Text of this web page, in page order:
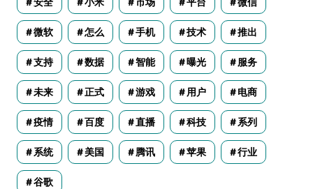
微软 怎么 手机 技术 推出
支持 数据 智能 曝光 服务
未来 正式 游戏 用户 电商
疫情 百度 直播 科技 系列
系统 美国 腾讯 苹果 行业
谷歌